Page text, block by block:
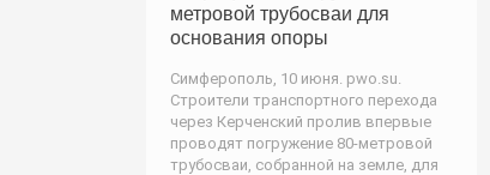
метровой трубосваи для
основания опоры
Симферополь, 10 июня. pwo.su.
Строители транспортного перехода
через Керченский пролив впервые
проводят погружение 80-метровой
трубосваи, собранной на земле, для